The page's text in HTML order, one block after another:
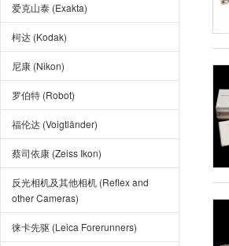
爱克山泰 (Exakta)
柯达 (Kodak)
尼康 (Nikon)
罗伯特 (Robot)
福伦达 (Voigtländer)
蔡司依康 (Zeiss Ikon)
反光相机及其他相机 (Reflex and
other Cameras)
徕卡先驱 (Leica Forerunners)